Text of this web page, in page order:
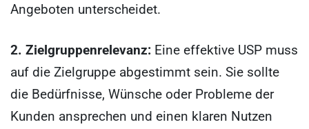
Angeboten unterscheidet.
2. Zielgruppenrelevanz: Eine effektive USP muss
auf die Zielgruppe abgestimmt sein. Sie sollte
die Bedürfnisse, Wünsche oder Probleme der
Kunden ansprechen und einen klaren Nutzen